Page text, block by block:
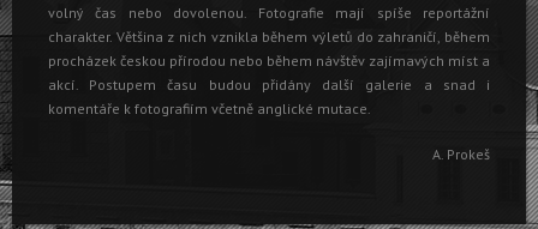
volný čas nebo dovolenou. Fotografie mají spíše reportážní
charakter. Většina z nich vznikla během výletů do zahraničí, během
procházek českou přírodou nebo během návštěv zajímavých míst a
akcí. Postupem času budou přidány další galerie a snad i
komentáře k fotografiím včetně anglické mutace.
A. Prokeš